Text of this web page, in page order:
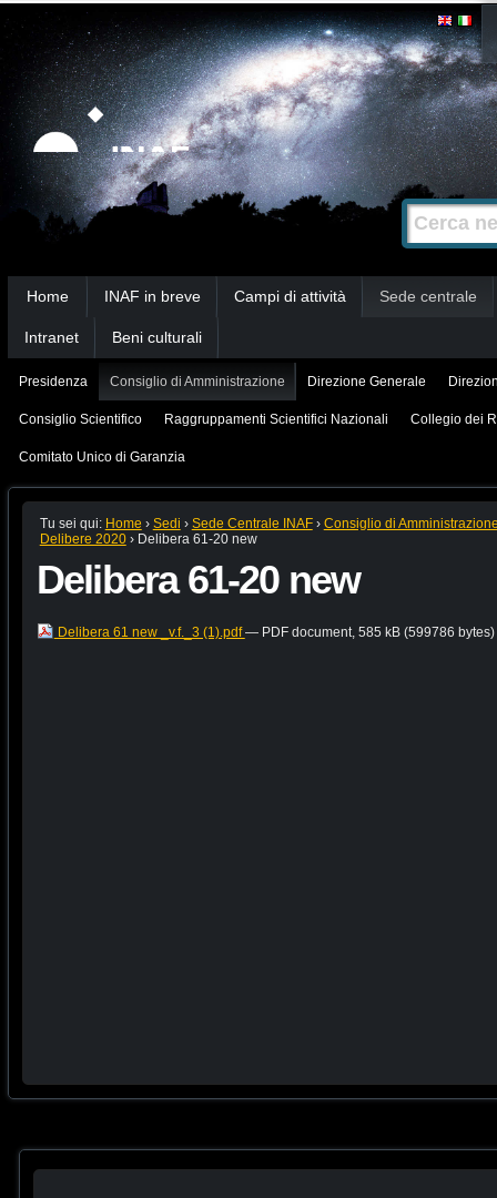
Strumenti
personali
Salta
contenuti.
|
Salta
alla
navigazione
Cerca nel
Ricerca
avanzata…
Home INAF in breve Campi di attività Sede centrale
Intranet Beni culturali
Presidenza Consiglio di Amministrazione Direzione Generale
Consiglio Scientifico Raggruppamenti Scientifici Nazionali Collegio dei
Comitato Unico di Garanzia
Tu sei qui: Home › Sedi › Sede Centrale INAF › Consiglio di
Delibere 2020 › Delibera 61-20 new
Delibera 61-20 new
Delibera 61 new _v.f._3 (1).pdf— PDF document, 585 kB (599786 bytes)